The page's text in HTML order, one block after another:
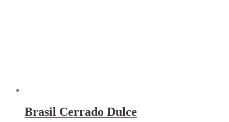
Brasil Cerrado Dulce